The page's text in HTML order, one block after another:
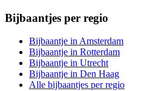
Bijbaantjes per regio
Bijbaantje in Amsterdam
Bijbaantje in Rotterdam
Bijbaantje in Utrecht
Bijbaantje in Den Haag
Alle bijbaantjes per regio